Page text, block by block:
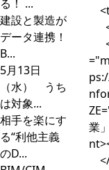
る！ ...
建設と製造が
データ連携！
B...
5月13日
（水） うち
は対象...
相手を楽にす
る“利他主義
のD...
業